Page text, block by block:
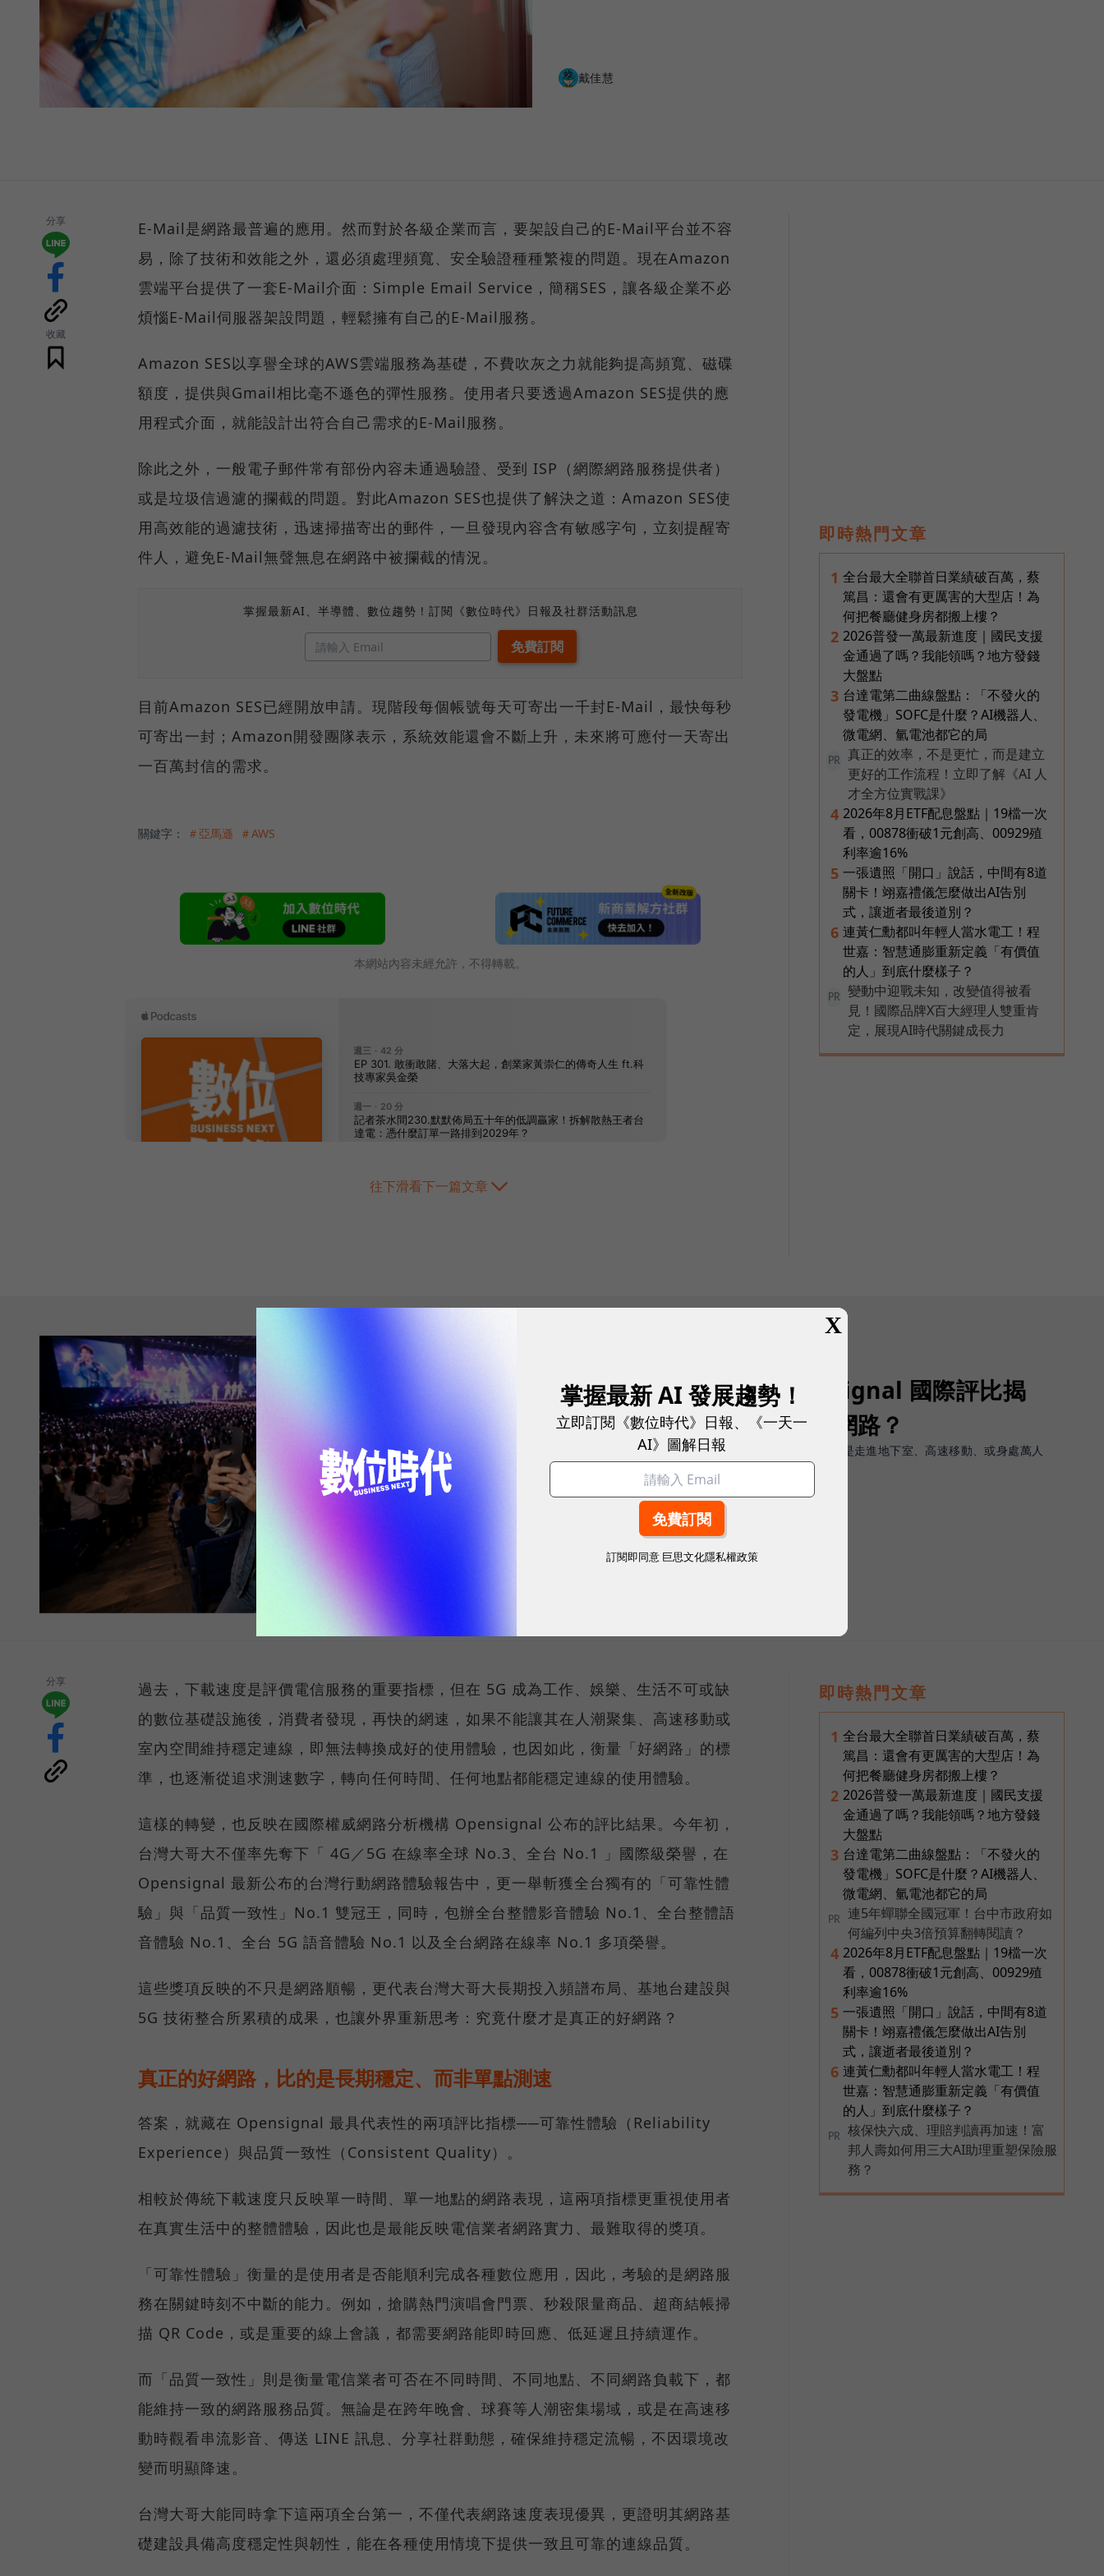
戴佳慧
分享
收藏
E-Mail是網路最普遍的應用。然而對於各級企業而言，要架設自己的E-Mail平台並不容
易，除了技術和效能之外，還必須處理頻寬、安全驗證種種繁複的問題。現在Amazon
雲端平台提供了一套E-Mail介面：Simple Email Service，簡稱SES，讓各級企業不必
煩惱E-Mail伺服器架設問題，輕鬆擁有自己的E-Mail服務。
Amazon SES以享譽全球的AWS雲端服務為基礎，不費吹灰之力就能夠提高頻寬、磁碟
額度，提供與Gmail相比毫不遜色的彈性服務。使用者只要透過Amazon SES提供的應
用程式介面，就能設計出符合自己需求的E-Mail服務。
除此之外，一般電子郵件常有部份內容未通過驗證、受到 ISP（網際網路服務提供者）
或是垃圾信過濾的攔截的問題。對此Amazon SES也提供了解決之道：Amazon SES使
用高效能的過濾技術，迅速掃描寄出的郵件，一旦發現內容含有敏感字句，立刻提醒寄
件人，避免E-Mail無聲無息在網路中被攔截的情況。
掌握最新AI、半導體、數位趨勢！訂閱《數位時代》日報及社群活動訊息
目前Amazon SES已經開放申請。現階段每個帳號每天可寄出一千封E-Mail，最快每秒
可寄出一封；Amazon開發團隊表示，系統效能還會不斷上升，未來將可應付一天寄出
一百萬封信的需求。
關鍵字： ＃亞馬遜 ＃AWS
本網站內容未經允許，不得轉載。
往下滑看下一篇文章
即時熱門文章
1 全台最大全聯首日業績破百萬，蔡
篤昌：還會有更厲害的大型店！為
何把餐廳健身房都搬上樓？
2 2026普發一萬最新進度｜國民支援
金通過了嗎？我能領嗎？地方發錢
大盤點
3 台達電第二曲線盤點：「不發火的
發電機」SOFC是什麼？AI機器人、
微電網、氫電池都它的局
PR
真正的效率，不是更忙，而是建立
更好的工作流程！立即了解《AI 人
才全方位實戰課》
4 2026年8月ETF配息盤點｜19檔一次
看，00878衝破1元創高、00929殖
利率逾16%
5 一張遺照「開口」說話，中間有8道
關卡！翊嘉禮儀怎麼做出AI告別
式，讓逝者最後道別？
6 連黃仁勳都叫年輕人當水電工！程
世嘉：智慧通膨重新定義「有價值
的人」到底什麼樣子？
PR
變動中迎戰未知，改變值得被看
見！國際品牌X百大經理人雙重肯
定，展現AI時代關鍵成長力
告別「極速迷思」！Opensignal 國際評比揭
密：什麼才是 5G 時代的好網路？
真正好用的網路服務，不是測速軟體上的瞬間峰值，而是走進地下室、高速移動、或身處萬人
演唱會時，網路連線依然穩定、順暢且不中斷。
台灣大哥大
分享
過去，下載速度是評價電信服務的重要指標，但在 5G 成為工作、娛樂、生活不可或缺
的數位基礎設施後，消費者發現，再快的網速，如果不能讓其在人潮聚集、高速移動或
室內空間維持穩定連線，即無法轉換成好的使用體驗，也因如此，衡量「好網路」的標
準，也逐漸從追求測速數字，轉向任何時間、任何地點都能穩定連線的使用體驗。
這樣的轉變，也反映在國際權威網路分析機構 Opensignal 公布的評比結果。今年初，
台灣大哥大不僅率先奪下「 4G／5G 在線率全球 No.3、全台 No.1 」國際級榮譽，在
Opensignal 最新公布的台灣行動網路體驗報告中，更一舉斬獲全台獨有的「可靠性體
驗」與「品質一致性」No.1 雙冠王，同時，包辦全台整體影音體驗 No.1、全台整體語
音體驗 No.1、全台 5G 語音體驗 No.1 以及全台網路在線率 No.1 多項榮譽。
這些獎項反映的不只是網路順暢，更代表台灣大哥大長期投入頻譜布局、基地台建設與
5G 技術整合所累積的成果，也讓外界重新思考：究竟什麼才是真正的好網路？
真正的好網路，比的是長期穩定、而非單點測速
答案，就藏在 Opensignal 最具代表性的兩項評比指標──可靠性體驗（Reliability
Experience）與品質一致性（Consistent Quality）。
相較於傳統下載速度只反映單一時間、單一地點的網路表現，這兩項指標更重視使用者
在真實生活中的整體體驗，因此也是最能反映電信業者網路實力、最難取得的獎項。
「可靠性體驗」衡量的是使用者是否能順利完成各種數位應用，因此，考驗的是網路服
務在關鍵時刻不中斷的能力。例如，搶購熱門演唱會門票、秒殺限量商品、超商結帳掃
描 QR Code，或是重要的線上會議，都需要網路能即時回應、低延遲且持續運作。
而「品質一致性」則是衡量電信業者可否在不同時間、不同地點、不同網路負載下，都
能維持一致的網路服務品質。無論是在跨年晚會、球賽等人潮密集場域，或是在高速移
動時觀看串流影音、傳送 LINE 訊息、分享社群動態，確保維持穩定流暢，不因環境改
變而明顯降速。
台灣大哥大能同時拿下這兩項全台第一，不僅代表網路速度表現優異，更證明其網路基
礎建設具備高度穩定性與韌性，能在各種使用情境下提供一致且可靠的連線品質。
即時熱門文章
1 全台最大全聯首日業績破百萬，蔡
篤昌：還會有更厲害的大型店！為
何把餐廳健身房都搬上樓？
2 2026普發一萬最新進度｜國民支援
金通過了嗎？我能領嗎？地方發錢
大盤點
3 台達電第二曲線盤點：「不發火的
發電機」SOFC是什麼？AI機器人、
微電網、氫電池都它的局
PR
連5年蟬聯全國冠軍！台中市政府如
何編列中央3倍預算翻轉閱讀？
4 2026年8月ETF配息盤點｜19檔一次
看，00878衝破1元創高、00929殖
利率逾16%
5 一張遺照「開口」說話，中間有8道
關卡！翊嘉禮儀怎麼做出AI告別
式，讓逝者最後道別？
6 連黃仁勳都叫年輕人當水電工！程
世嘉：智慧通膨重新定義「有價值
的人」到底什麼樣子？
PR
核保快六成、理賠判讀再加速！富
邦人壽如何用三大AI助理重塑保險服
務？
X
掌握最新 AI 發展趨勢！
立即訂閱《數位時代》日報、《一天一
AI》圖解日報
訂閱即同意 巨思文化隱私權政策